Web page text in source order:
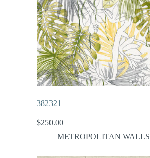
382321
$250.00
METROPOLITAN WALLS